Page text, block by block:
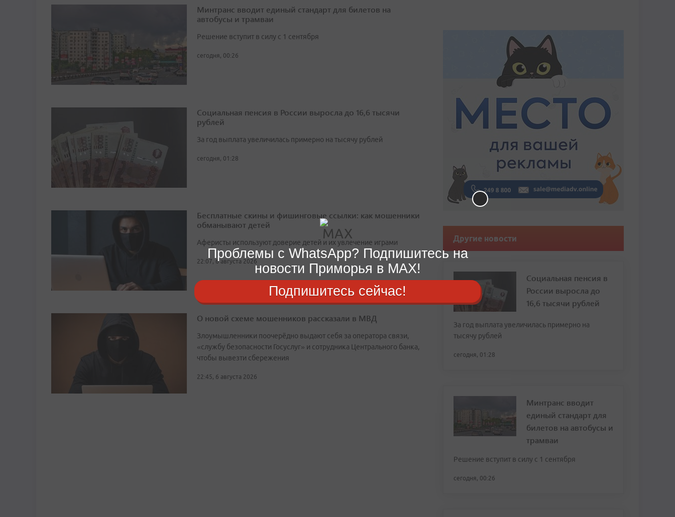
Минтранс вводит единый стандарт для билетов на
автобусы и трамваи
Решение вступит в силу с 1 сентября
сегодня, 00:26
Социальная пенсия в России выросла до 16,6 тысячи
рублей
За год выплата увеличилась примерно на тысячу рублей
сегодня, 01:28
Бесплатные скины и фишинговые ссылки: как мошенники
обманывают детей
Аферисты используют доверие детей и их увлечение играми
22:07, 6 августа 2026
О новой схеме мошенников рассказали в МВД
Злоумышленники поочерёдно выдают себя за оператора связи,
«службу безопасности Госуслуг» и сотрудника Центрального банка,
чтобы вывезти сбережения
22:45, 6 августа 2026
Другие новости
Социальная пенсия в
России выросла до
16,6 тысячи рублей
За год выплата увеличилась примерно на
тысячу рублей
сегодня, 01:28
Минтранс вводит
единый стандарт для
билетов на автобусы и
трамваи
Решение вступит в силу с 1 сентября
сегодня, 00:26
Проблемы с WhatsApp? Подпишитесь на
новости Приморья в MAX!
Подпишитесь сейчас!